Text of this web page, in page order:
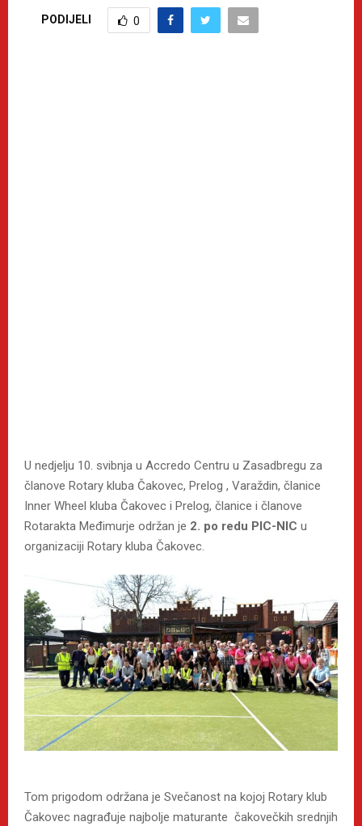
PODIJELI 0
U nedjelju 10. svibnja u Accredo Centru u Zasadbregu za
članove Rotary kluba Čakovec, Prelog , Varaždin, članice
Inner Wheel kluba Čakovec i Prelog, članice i članove
Rotarakta Međimurje održan je 2. po redu PIC-NIC u
organizaciji Rotary kluba Čakovec.
Tom prigodom održana je Svečanost na kojoj Rotary klub
Čakovec nagrađuje najbolje maturante čakovečkih srednjih